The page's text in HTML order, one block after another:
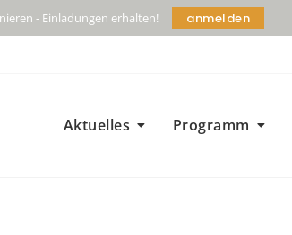
- Einladungen erhalten! anmelden
Aktuelles Programm